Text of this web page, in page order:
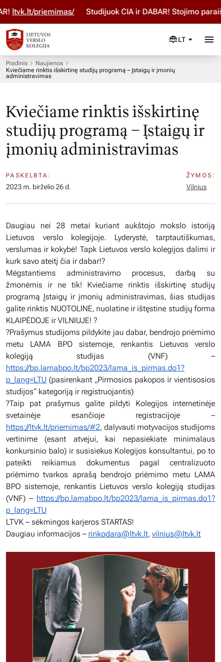
priemimas/ Studijuok ČIA ir DABAR! Stojimo paraišką
LT
Pradinis
Naujienos
Kviečiame rinktis išskirtinę studijų programą – Įstaigų ir įmonių
administravimas
Kviečiame rinktis išskirtinę
studijų programą – Įstaigų ir
įmonių administravimas
PASKELBTA:
2023 m. birželio 26 d.
ŽYMOS:
Vilnius
Daugiau nei 28 metai kuriant aukštojo mokslo istoriją
Lietuvos verslo kolegijoje. Lyderystė, tarptautiškumas,
verslumas ir kokybė! Tapk Lietuvos verslo kolegijos dalimi ir
kurk savo ateitį čia ir dabar!?
Mėgstantiems administravimo procesus, darbą su
žmonėmis ir ne tik! Kviečiame rinktis išskirtinę studijų
programą Įstaigų ir įmonių administravimas, šias studijas
galite rinktis NUOTOLINE, nuolatine ir ištęstine studijų forma
KLAIPĖDOJE ir VILNIUJE! ?
?Prašymus studijoms pildykite jau dabar, bendrojo priėmimo
metu LAMA BPO sistemoje, renkantis Lietuvos verslo
kolegiją studijas (VNF) –
https://bp.lamabpo.lt/bp2023/lama_is_pirmas.do1?
p_lang=LTU (pasirenkant „Pirmosios pakopos ir vientisosios
studijos“ kategoriją ir registruojantis)
?Taip pat prašymus galite pildyti Kolegijos internetinėje
svetainėje esančioje registracijoje –
https://ltvk.lt/priemimas/#2, dalyvauti motyvacijos studijoms
vertinime (esant atvejui, kai nepasiekiate minimalaus
konkursinio balo) ir susisiekus Kolegijos konsultantui, po to
pateikti reikiamus dokumentus pagal centralizuoto
priėmimo tvarkos aprašą bendrojo priėmimo metu LAMA
BPO sistemoje, renkantis Lietuvos verslo kolegiją studijas
(VNF) – https://bp.lamabpo.lt/bp2023/lama_is_pirmas.do1?
p_lang=LTU
LTVK – sėkmingos karjeros STARTAS!
Daugiau informacijos – rinkodara@ltvk.lt, vilnius@ltvk.lt